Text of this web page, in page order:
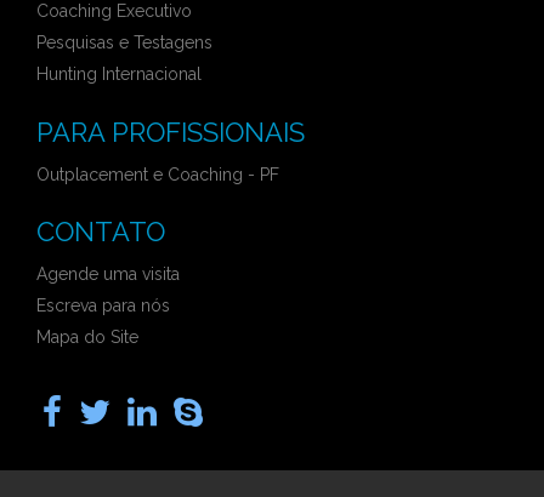
Coaching Executivo
Pesquisas e Testagens
Hunting Internacional
PARA PROFISSIONAIS
Outplacement e Coaching - PF
CONTATO
Agende uma visita
Escreva para nós
Mapa do Site